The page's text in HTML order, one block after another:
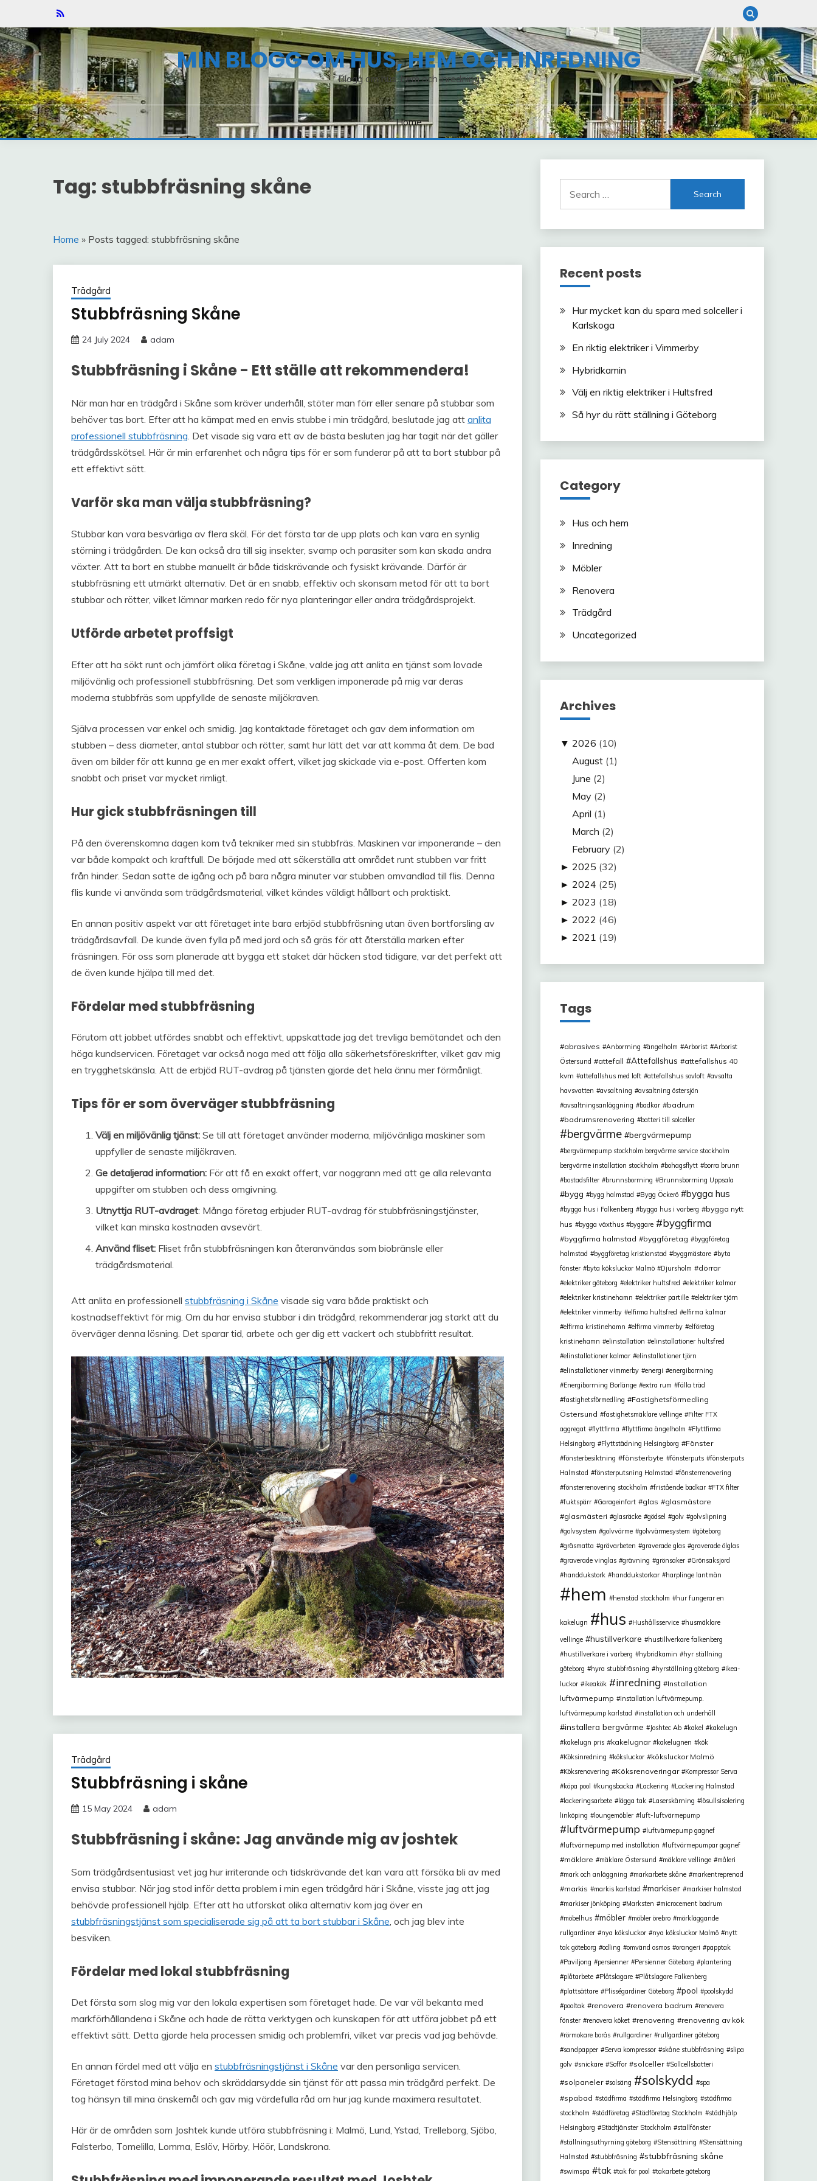
content
MIN BLOGG OM HUS, HEM OCH INREDNING
Blogg om hus, hem och inredning
Home
Tag: stubbfräsning skåne
Home » Posts tagged: stubbfräsning skåne
Trädgård
Stubbfräsning Skåne
24 July 2024 adam
Stubbfräsning i Skåne - Ett ställe att rekommendera!
När man har en trädgård i Skåne som kräver underhåll, stöter man förr eller senare på stubbar som
behöver tas bort. Efter att ha kämpat med en envis stubbe i min trädgård, beslutade jag att anlita
professionell stubbfräsning. Det visade sig vara ett av de bästa besluten jag har tagit när det gäller
trädgårdsskötsel. Här är min erfarenhet och några tips för er som funderar på att ta bort stubbar på
ett effektivt sätt.
Varför ska man välja stubbfräsning?
Stubbar kan vara besvärliga av flera skäl. För det första tar de upp plats och kan vara en synlig
störning i trädgården. De kan också dra till sig insekter, svamp och parasiter som kan skada andra
växter. Att ta bort en stubbe manuellt är både tidskrävande och fysiskt krävande. Därför är
stubbfräsning ett utmärkt alternativ. Det är en snabb, effektiv och skonsam metod för att ta bort
stubbar och rötter, vilket lämnar marken redo för nya planteringar eller andra trädgårdsprojekt.
Utförde arbetet proffsigt
Efter att ha sökt runt och jämfört olika företag i Skåne, valde jag att anlita en tjänst som lovade
miljövänlig och professionell stubbfräsning. Det som verkligen imponerade på mig var deras
moderna stubbfräs som uppfyllde de senaste miljökraven.
Själva processen var enkel och smidig. Jag kontaktade företaget och gav dem information om
stubben – dess diameter, antal stubbar och rötter, samt hur lätt det var att komma åt dem. De bad
även om bilder för att kunna ge en mer exakt offert, vilket jag skickade via e-post. Offerten kom
snabbt och priset var mycket rimligt.
Hur gick stubbfräsningen till
På den överenskomna dagen kom två tekniker med sin stubbfräs. Maskinen var imponerande – den
var både kompakt och kraftfull. De började med att säkerställa att området runt stubben var fritt
från hinder. Sedan satte de igång och på bara några minuter var stubben omvandlad till flis. Denna
flis kunde vi använda som trädgårdsmaterial, vilket kändes väldigt hållbart och praktiskt.
En annan positiv aspekt var att företaget inte bara erbjöd stubbfräsning utan även bortforsling av
trädgårdsavfall. De kunde även fylla på med jord och så gräs för att återställa marken efter
fräsningen. För oss som planerade att bygga ett staket där häcken stod tidigare, var det perfekt att
de även kunde hjälpa till med det.
Fördelar med stubbfräsning
Förutom att jobbet utfördes snabbt och effektivt, uppskattade jag det trevliga bemötandet och den
höga kundservicen. Företaget var också noga med att följa alla säkerhetsföreskrifter, vilket gav mig
en trygghetskänsla. Att de erbjöd RUT-avdrag på tjänsten gjorde det hela ännu mer förmånligt.
Tips för er som överväger stubbfräsning
Välj en miljövänlig tjänst: Se till att företaget använder moderna, miljövänliga maskiner som
uppfyller de senaste miljökraven.
Ge detaljerad information: För att få en exakt offert, var noggrann med att ge alla relevanta
uppgifter om stubben och dess omgivning.
Utnyttja RUT-avdraget: Många företag erbjuder RUT-avdrag för stubbfräsningstjänster,
vilket kan minska kostnaden avsevärt.
Använd fliset: Fliset från stubbfräsningen kan återanvändas som biobränsle eller
trädgårdsmaterial.
Att anlita en professionell stubbfräsning i Skåne visade sig vara både praktiskt och
kostnadseffektivt för mig. Om du har envisa stubbar i din trädgård, rekommenderar jag starkt att du
överväger denna lösning. Det sparar tid, arbete och ger dig ett vackert och stubbfritt resultat.
Trädgård
Stubbfräsning i skåne
15 May 2024 adam
Stubbfräsning i skåne: Jag använde mig av joshtek
Som trädgårdsentusiast vet jag hur irriterande och tidskrävande det kan vara att försöka bli av med
envisa stubbar. När jag stod inför detta problem i min egen trädgård här i Skåne, visste jag att jag
behövde professionell hjälp. Efter att ha utforskat olika alternativ kom jag över en
stubbfräsningstjänst som specialiserade sig på att ta bort stubbar i Skåne , och jag blev inte
besviken.
Fördelar med lokal stubbfräsning
Det första som slog mig var den lokala expertisen som företaget hade. De var väl bekanta med
markförhållandena i Skåne och hade de rätta verktygen och kunskapen för att utföra jobbet på ett
effektivt sätt. Detta gjorde hela processen smidig och problemfri, vilket var precis vad jag behövde.
En annan fördel med att välja en stubbfräsningstjänst i Skåne var den personliga servicen.
Företaget förstod mina behov och skräddarsydde sin tjänst för att passa min trädgård perfekt. De
tog hänsyn till mina önskemål och gav mig värdefulla råd om hur jag kunde maximera resultatet.
Här är de områden som Joshtek kunde utföra stubbfräsning i: Malmö, Lund, Ystad, Trelleborg, Sjöbo,
Falsterbo, Tomelilla, Lomma, Eslöv, Hörby, Höör, Landskrona.
for:
Recent posts
Hur mycket kan du spara med solceller i
Karlskoga
En riktig elektriker i Vimmerby
Hybridkamin
Välj en riktig elektriker i Hultsfred
Så hyr du rätt ställning i Göteborg
Category
Hus och hem
Inredning
Möbler
Renovera
Trädgård
Uncategorized
Archives
▼ 2026 (10)
August (1)
June (2)
May (2)
April (1)
March (2)
February (2)
► 2025 (32)
► 2024 (25)
► 2023 (18)
► 2022 (46)
► 2021 (19)
Tags
abrasives Anborrning ängelholm Arborist
Arborist
Östersund
attefall Attefallshus
attefallshus 40
kvm
attefallshus med loft attefallshus sovloft
avsalta
havsvatten
avsaltning
avsaltning östersjön
avsaltningsanläggning
badkar
badrum
badrumsrenovering
batteri till solceller
bergvärme bergvärmepump
bergvärmepump stockholm bergvärme service stockholm
bergvärme installation stockholm
bohagsflytt
borra brunn
bostadsfilter
brunnsborrning Brunnsborrning Uppsala
bygg bygg halmstad Bygg Öckerö bygga hus
bygga hus i Falkenberg bygga hus i varberg
bygga nytt
hus
bygga växthus byggare byggfirma
byggfirma halmstad byggföretag
byggföretag
halmstad
byggföretag kristianstad byggmästare
byta
fönster
byta köksluckor Malmö Djursholm dörrar
elektriker göteborg elektriker hultsfred
elektriker kalmar
elektriker kristinehamn
elektriker partille
elektriker tjörn
elektriker vimmerby
elfirma hultsfred
elfirma kalmar
elfirma kristinehamn
elfirma vimmerby
elföretag
kristinehamn
elinstallation
elinstallationer hultsfred
elinstallationer kalmar
elinstallationer tjörn
elinstallationer vimmerby
energi
energiborrning
Energiborrning Borlänge
extra rum
fälla träd
fastighetsförmedling
Fastighetsförmedling
Östersund
fastighetsmäklare vellinge
Filter FTX
aggregat
flyttfirma flyttfirma ängelholm
Flyttfirma
Helsingborg
Flyttstädning Helsingborg Fönster
fönsterbesiktning fönsterbyte fönsterputs
fönsterputs
Halmstad
fönsterputsning Halmstad
fönsterrenovering
fönsterrenovering stockholm
fristående badkar
FTX filter
fuktspärr
Garageinfart glas
glasmästare
glasmästeri
glasräcke gödsel golv
golvslipning
golvsystem
golvvärme golvvärmesystem
göteborg
gräsmatta
grävarbeten graverade glas
graverade ölglas
graverade vinglas
grävning grönsaker
Grönsaksjord
handdukstork
handdukstorkar harplinge lantmän
hem hemstäd stockholm hur fungerar en
kakelugn hus Hushållsservice
husmäklare
vellinge
hustillverkare
hustillverkare falkenberg
hustillverkare i varberg
hybridkamin
hyr ställning
göteborg
hyra stubbfräsning hyrställning göteborg
ikea-
luckor
ikeakök inredning
Installation
luftvärmepump
Installation luftvärmepump.
luftvärmepump karlstad
installation och underhåll
installera bergvärme Joshtec Ab kakel
kakelugn
kakelugn pris
kakelugnar kakelugnen
kök
Köksinredning
köksluckor köksluckor Malmö
Köksrenovering Köksrenoveringar
Kompressor Serva
köpa pool
kungsbacka Lackering
Lackering Halmstad
lackeringsarbete
lägga tak Laserskärning
lösullsisolering
linköping
loungemöbler luft-luftvärmepump
luftvärmepump
luftvärmepump gagnef
luftvärmepump med installation
luftvärmepumpar gagnef
mäklare mäklare Östersund mäklare vellinge
måleri
mark och anläggning
markarbete skåne markentreprenad
markis markis karlstad markiser
markiser halmstad
markiser jönköping
Marksten
microcement badrum
möbelhus
möbler möbler örebro
mörkläggande
rullgardiner
nya köksluckor nya köksluckor Malmö
nytt
tak göteborg
odling omvänd osmos orangeri
papptak
Paviljong
persienner Persienner Göteborg
plantering
plåtarbete
Plåtslagare
Plåtslagare Falkenberg
plattsättare
Plisségardiner Göteborg pool
poolskydd
pooltak
renovera renovera badrum
renovera
fönster
renovera köket renovering renovering av kök
rörmokare borås rullgardiner
rullgardiner göteborg
sandpapper
Serva kompressor skåne stubbfräsning
slipa
golv
snickare Soffor solceller Sollcellsbatteri
solpaneler solsäng solskydd spa
spabad städfirma städfirma Helsingborg
städfirma
stockholm
städföretag Städföretag Stockholm
städhjälp
Helsingborg
Städtjänster Stockholm
stallfönster
ställningsuthyrning göteborg
Stensättning
Stensättning
Halmstad
stubbfräsning stubbfräsning skåne
swimspa tak tak för pool takarbete göteborg